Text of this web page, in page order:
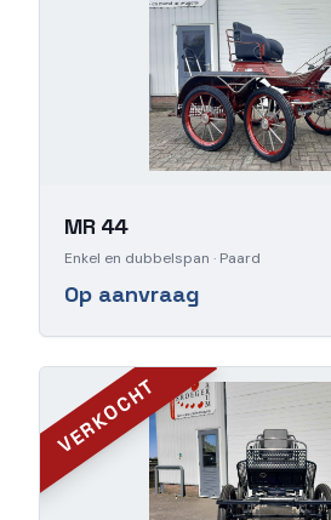
MR 44
Enkel en dubbelspan · Paard
Op aanvraag
VERKOCHT